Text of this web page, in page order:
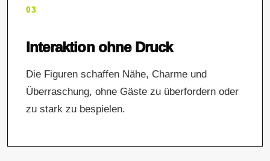
03
Interaktion ohne Druck
Die Figuren schaffen Nähe, Charme und
Überraschung, ohne Gäste zu überfordern oder
zu stark zu bespielen.